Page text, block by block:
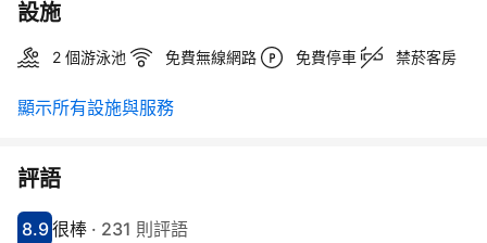
設施
2 個游泳池 免費無線網路 免費停車 禁菸客房
顯示所有設施與服務
評語
分數8.9分
8.9
評比很棒
很棒 · 231 則評語